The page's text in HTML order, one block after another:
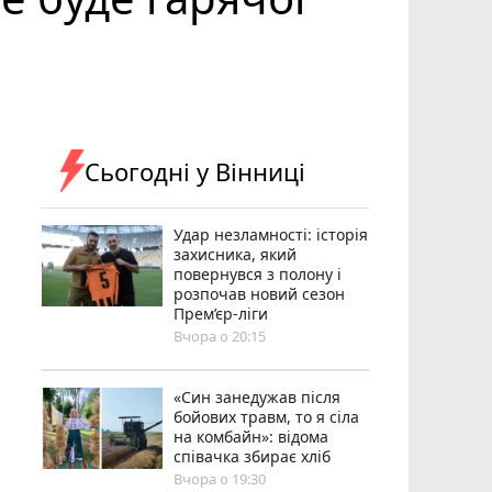
Сьогодні у Вінниці
Удар незламності: історія
захисника, який
повернувся з полону і
розпочав новий сезон
Прем’єр-ліги
Вчора о 20:15
«Син занедужав після
бойових травм, то я сіла
на комбайн»: відома
співачка збирає хліб
Вчора о 19:30